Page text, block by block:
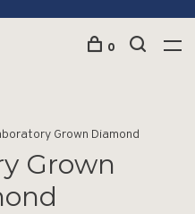
0
Grown Diamond
Grown